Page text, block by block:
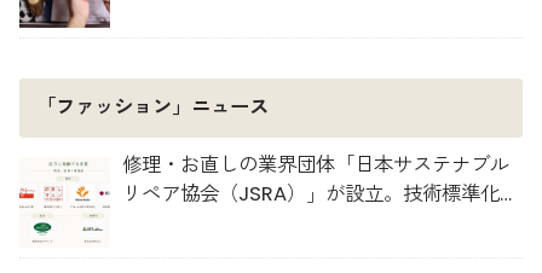
「ファッション」ニュース
修理・お直しの業界団体「日本サステナブル
リペア協会（JSRA）」が設立。技術標準化や